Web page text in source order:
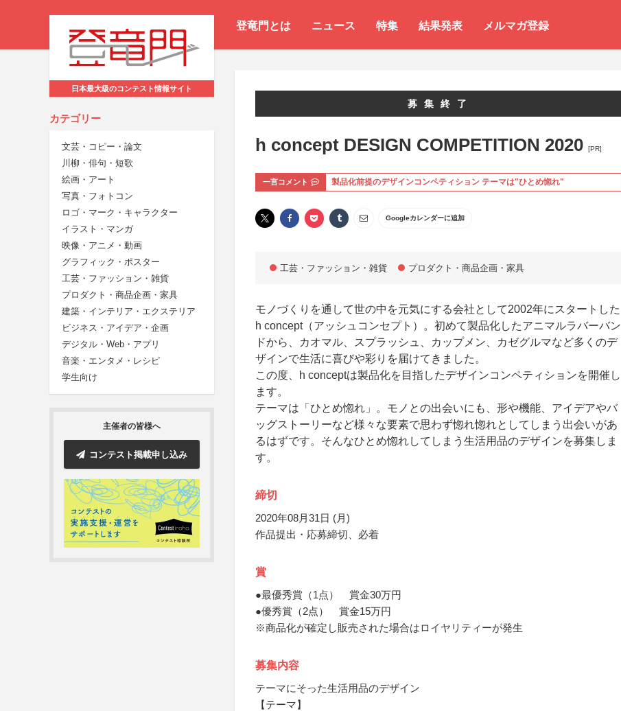
登竜門とは ニュース 特集 結果発表 メルマガ登録
日本最大級のコンテスト情報サイト
カテゴリー
文芸・コピー・論文
川柳・俳句・短歌
絵画・アート
写真・フォトコン
ロゴ・マーク・キャラクター
イラスト・マンガ
映像・アニメ・動画
グラフィック・ポスター
工芸・ファッション・雑貨
プロダクト・商品企画・家具
建築・インテリア・エクステリア
ビジネス・アイデア・企画
デジタル・Web・アプリ
音楽・エンタメ・レシピ
学生向け
主催者の皆様へ
コンテスト掲載申し込み
募集終了
h concept DESIGN COMPETITION 2020 [PR]
一言コメント 製品化前提のデザインコンペティション テーマは"ひとめ惚れ"
Googleカレンダーに追加
工芸・ファッション・雑貨 プロダクト・商品企画・家具
モノづくりを通して世の中を元気にする会社として2002年にスタートした
h concept（アッシュコンセプト）。初めて製品化したアニマルラバーバン
ドから、カオマル、スプラッシュ、カップメン、カゼグルマなど多くのデ
ザインで生活に喜びや彩りを届けてきました。
この度、h conceptは製品化を目指したデザインコンペティションを開催し
ます。
テーマは「ひとめ惚れ」。モノとの出会いにも、形や機能、アイデアやバ
ッグストーリーなど様々な要素で思わず惚れ惚れとしてしまう出会いがあ
るはずです。そんなひとめ惚れしてしまう生活用品のデザインを募集しま
す。
締切
2020年08月31日 (月)
作品提出・応募締切、必着
賞
●最優秀賞（1点） 賞金30万円
●優秀賞（2点） 賞金15万円
※商品化が確定し販売された場合はロイヤリティーが発生
募集内容
テーマにそった生活用品のデザイン
【テーマ】